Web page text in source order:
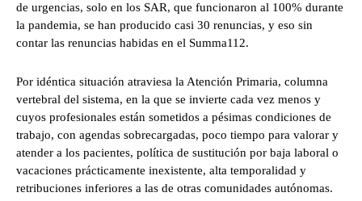
de urgencias, solo en los SAR, que funcionaron al 100% durante
la pandemia, se han producido casi 30 renuncias, y eso sin
contar las renuncias habidas en el Summa112.
Por idéntica situación atraviesa la Atención Primaria, columna
vertebral del sistema, en la que se invierte cada vez menos y
cuyos profesionales están sometidos a pésimas condiciones de
trabajo, con agendas sobrecargadas, poco tiempo para valorar y
atender a los pacientes, política de sustitución por baja laboral o
vacaciones prácticamente inexistente, alta temporalidad y
retribuciones inferiores a las de otras comunidades autónomas.